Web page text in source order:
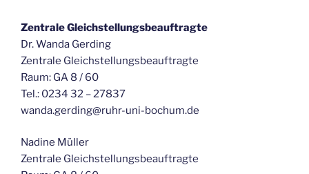
Zentrale Gleichstellungsbeauftragte
Dr. Wanda Gerding
Zentrale Gleichstellungsbeauftragte
Raum: GA 8 / 60
Tel.: 0234 32 – 27837
wanda.gerding@ruhr-uni-bochum.de
Nadine Müller
Zentrale Gleichstellungsbeauftragte